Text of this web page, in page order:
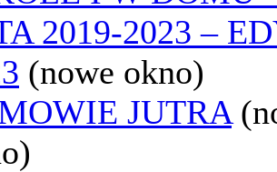
2019-2023 –
(nowe okno)
JUTRA